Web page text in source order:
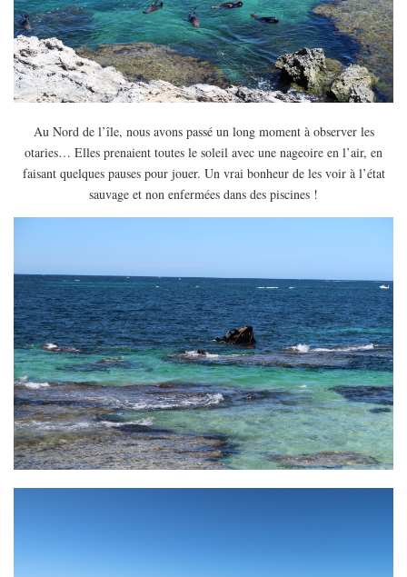
Au Nord de l’île, nous avons passé un long moment à observer les
otaries… Elles prenaient toutes le soleil avec une nageoire en l’air, en
faisant quelques pauses pour jouer. Un vrai bonheur de les voir à l’état
sauvage et non enfermées dans des piscines !